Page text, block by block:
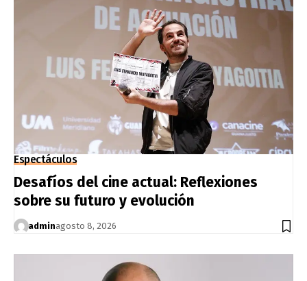
Espectáculos
Desafíos del cine actual: Reflexiones
sobre su futuro y evolución
adminagosto 8, 2026